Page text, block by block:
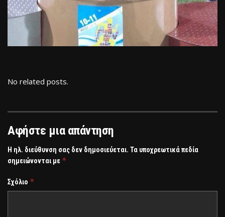
No related posts.
Αφήστε μια απάντηση
Η ηλ. διεύθυνση σας δεν δημοσιεύεται. Τα υποχρεωτικά πεδία
σημειώνονται με *
Σχόλιο *